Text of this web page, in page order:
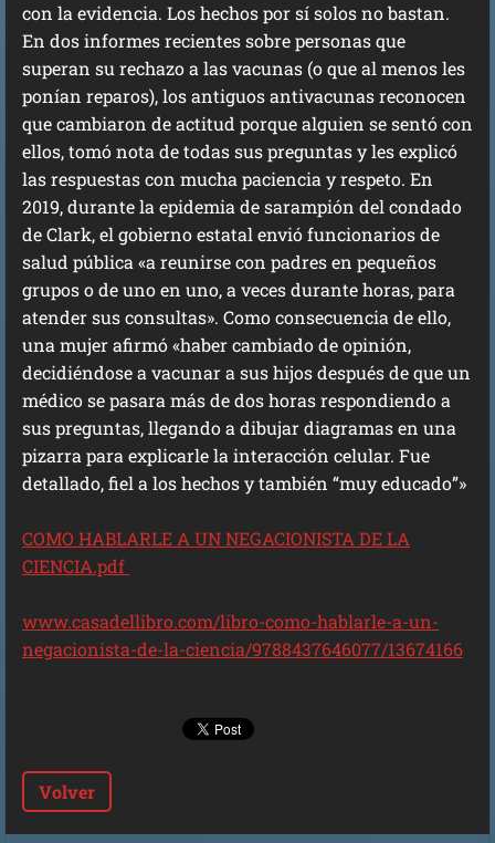
con la evidencia. Los hechos por sí solos no bastan.
En dos informes recientes sobre personas que
superan su rechazo a las vacunas (o que al menos les
ponían reparos), los antiguos antivacunas reconocen
que cambiaron de actitud porque alguien se sentó con
ellos, tomó nota de todas sus preguntas y les explicó
las respuestas con mucha paciencia y respeto. En
2019, durante la epidemia de sarampión del condado
de Clark, el gobierno estatal envió funcionarios de
salud pública «a reunirse con padres en pequeños
grupos o de uno en uno, a veces durante horas, para
atender sus consultas». Como consecuencia de ello,
una mujer afirmó «haber cambiado de opinión,
decidiéndose a vacunar a sus hijos después de que un
médico se pasara más de dos horas respondiendo a
sus preguntas, llegando a dibujar diagramas en una
pizarra para explicarle la interacción celular. Fue
detallado, fiel a los hechos y también “muy educado”»
COMO HABLARLE A UN NEGACIONISTA DE LA
CIENCIA.pdf
www.casadellibro.com/libro-como-hablarle-a-un-
negacionista-de-la-ciencia/9788437646077/13674166
Volver